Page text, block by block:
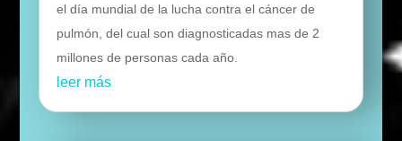
el día mundial de la lucha contra el cáncer de
pulmón, del cual son diagnosticadas mas de 2
millones de personas cada año.
leer más